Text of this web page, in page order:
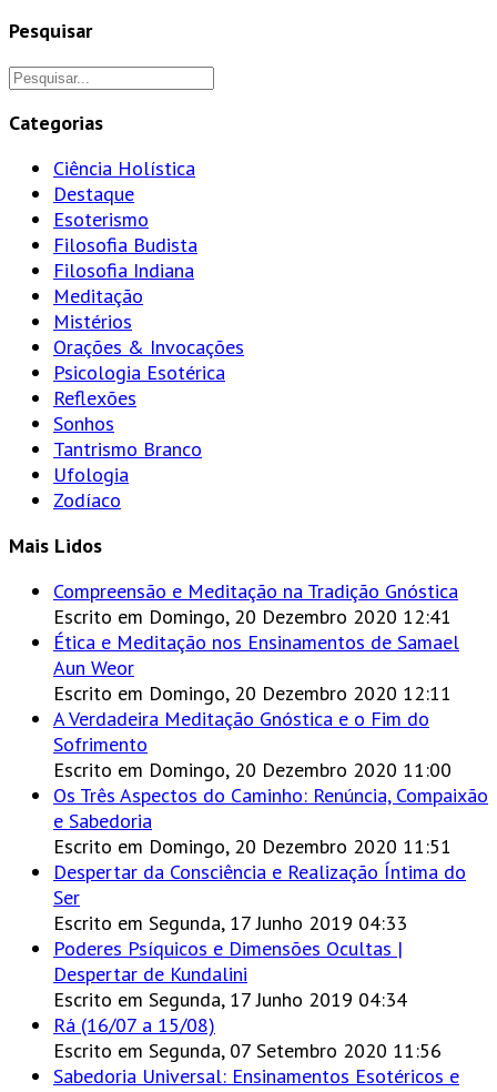
Pesquisar
Categorias
Ciência Holística
Destaque
Esoterismo
Filosofia Budista
Filosofia Indiana
Meditação
Mistérios
Orações & Invocações
Psicologia Esotérica
Reflexões
Sonhos
Tantrismo Branco
Ufologia
Zodíaco
Mais Lidos
Compreensão e Meditação na Tradição Gnóstica
Escrito em Domingo, 20 Dezembro 2020 12:41
Ética e Meditação nos Ensinamentos de Samael
Aun Weor
Escrito em Domingo, 20 Dezembro 2020 12:11
A Verdadeira Meditação Gnóstica e o Fim do
Sofrimento
Escrito em Domingo, 20 Dezembro 2020 11:00
Os Três Aspectos do Caminho: Renúncia, Compaixão
e Sabedoria
Escrito em Domingo, 20 Dezembro 2020 11:51
Despertar da Consciência e Realização Íntima do
Ser
Escrito em Segunda, 17 Junho 2019 04:33
Poderes Psíquicos e Dimensões Ocultas |
Despertar de Kundalini
Escrito em Segunda, 17 Junho 2019 04:34
Rá (16/07 a 15/08)
Escrito em Segunda, 07 Setembro 2020 11:56
Sabedoria Universal: Ensinamentos Esotéricos e